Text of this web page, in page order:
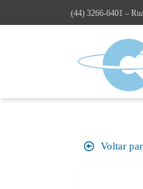
(44) 3266-6401 –
Voltar